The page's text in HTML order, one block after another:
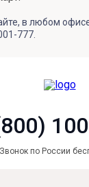
в любом
777.
Звонок по России